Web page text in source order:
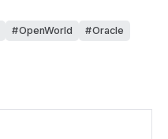
OpenWorld
Oracle